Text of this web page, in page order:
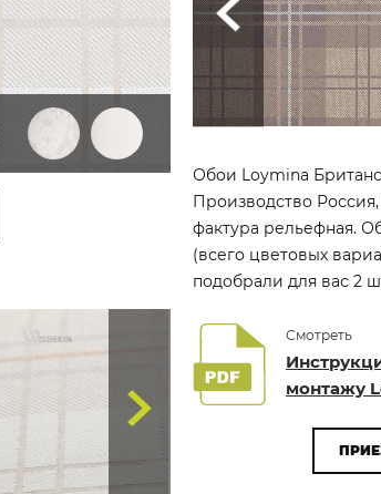
Обои Loymina
Производство
фактура рельефная.
(всего цветовых
подобрали для вас 2
Смотреть
монтажу